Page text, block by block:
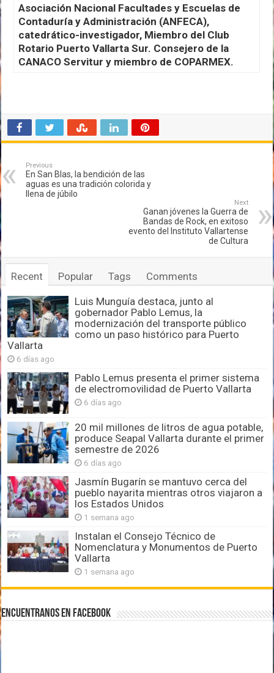
Asociación Nacional Facultades y Escuelas de
Contaduría y Administración (ANFECA),
catedrático-investigador, Miembro del Club
Rotario Puerto Vallarta Sur. Consejero de la
CANACO Servitur y miembro de COPARMEX.
Previous
En San Blas, la bendición de las
aguas es una tradición colorida y
llena de júbilo
Next
Ganan jóvenes la Guerra de
Bandas de Rock, en exitoso
evento del Instituto Vallartense
de Cultura
Recent Popular Tags Comments
Luis Munguía destaca, junto al
gobernador Pablo Lemus, la
modernización del transporte público
como un paso histórico para Puerto
Vallarta
6 días ago
Pablo Lemus presenta el primer sistema
de electromovilidad de Puerto Vallarta
6 días ago
20 mil millones de litros de agua potable,
produce Seapal Vallarta durante el primer
semestre de 2026
6 días ago
Jasmín Bugarín se mantuvo cerca del
pueblo nayarita mientras otros viajaron a
los Estados Unidos
1 semana ago
Instalan el Consejo Técnico de
Nomenclatura y Monumentos de Puerto
Vallarta
1 semana ago
Encuentranos en Facebook